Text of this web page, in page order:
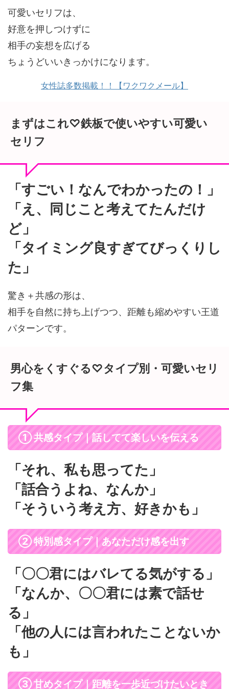
可愛いセリフは、
好意を押しつけずに
相手の妄想を広げる
ちょうどいいきっかけになります。
女性誌多数掲載！！【ワクワクメール】
まずはこれ♡鉄板で使いやすい可愛い
セリフ
「すごい！なんでわかったの！」
「え、同じこと考えてたんだけ
ど」
「タイミング良すぎてびっくりし
た」
驚き＋共感の形は、
相手を自然に持ち上げつつ、距離も縮めやすい王道
パターンです。
男心をくすぐる♡タイプ別・可愛いセリ
フ集
① 共感タイプ｜話してて楽しいを伝える
「それ、私も思ってた」
「話合うよね、なんか」
「そういう考え方、好きかも」
② 特別感タイプ｜あなただけ感を出す
「〇〇君にはバレてる気がする」
「なんか、〇〇君には素で話せ
る」
「他の人には言われたことないか
も」
③ 甘めタイプ｜距離を一歩近づけたいとき